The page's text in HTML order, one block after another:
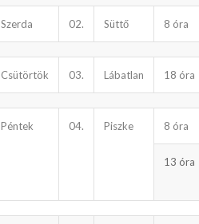
Szerda 02. Süttő 8 óra
Csütörtök 03. Lábatlan 18 óra
Péntek 04. Piszke 8 óra
13 óra